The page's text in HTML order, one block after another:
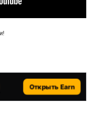
Открыть Earn